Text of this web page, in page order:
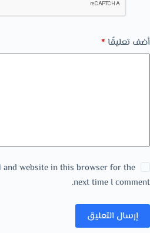
أضف تعليقًا *
and website in this browser for the
next time I comment.
إرسال التعليق